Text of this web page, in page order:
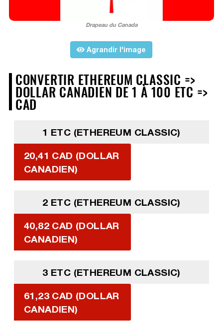
Drapeau du Canada
Agrandir l'image
CONVERTIR ETHEREUM CLASSIC =>
DOLLAR CANADIEN DE 1 À 100 ETC =>
CAD
1 ETC (ETHEREUM CLASSIC)
20,41 CAD (DOLLAR
CANADIEN)
2 ETC (ETHEREUM CLASSIC)
40,82 CAD (DOLLAR
CANADIEN)
3 ETC (ETHEREUM CLASSIC)
61,23 CAD (DOLLAR
CANADIEN)